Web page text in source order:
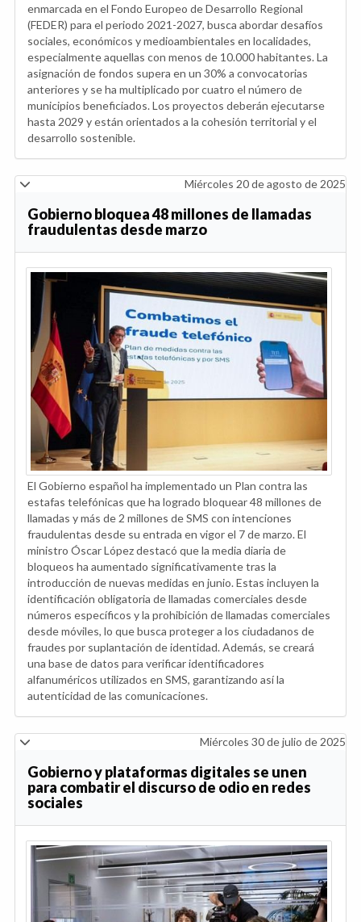
enmarcada en el Fondo Europeo de Desarrollo Regional
(FEDER) para el periodo 2021-2027, busca abordar desafíos
sociales, económicos y medioambientales en localidades,
especialmente aquellas con menos de 10.000 habitantes. La
asignación de fondos supera en un 30% a convocatorias
anteriores y se ha multiplicado por cuatro el número de
municipios beneficiados. Los proyectos deberán ejecutarse
hasta 2029 y están orientados a la cohesión territorial y el
desarrollo sostenible.
Miércoles 20 de agosto de 2025
Gobierno bloquea 48 millones de llamadas
fraudulentas desde marzo
El Gobierno español ha implementado un Plan contra las
estafas telefónicas que ha logrado bloquear 48 millones de
llamadas y más de 2 millones de SMS con intenciones
fraudulentas desde su entrada en vigor el 7 de marzo. El
ministro Óscar López destacó que la media diaria de
bloqueos ha aumentado significativamente tras la
introducción de nuevas medidas en junio. Estas incluyen la
identificación obligatoria de llamadas comerciales desde
números específicos y la prohibición de llamadas comerciales
desde móviles, lo que busca proteger a los ciudadanos de
fraudes por suplantación de identidad. Además, se creará
una base de datos para verificar identificadores
alfanuméricos utilizados en SMS, garantizando así la
autenticidad de las comunicaciones.
Miércoles 30 de julio de 2025
Gobierno y plataformas digitales se unen
para combatir el discurso de odio en redes
sociales